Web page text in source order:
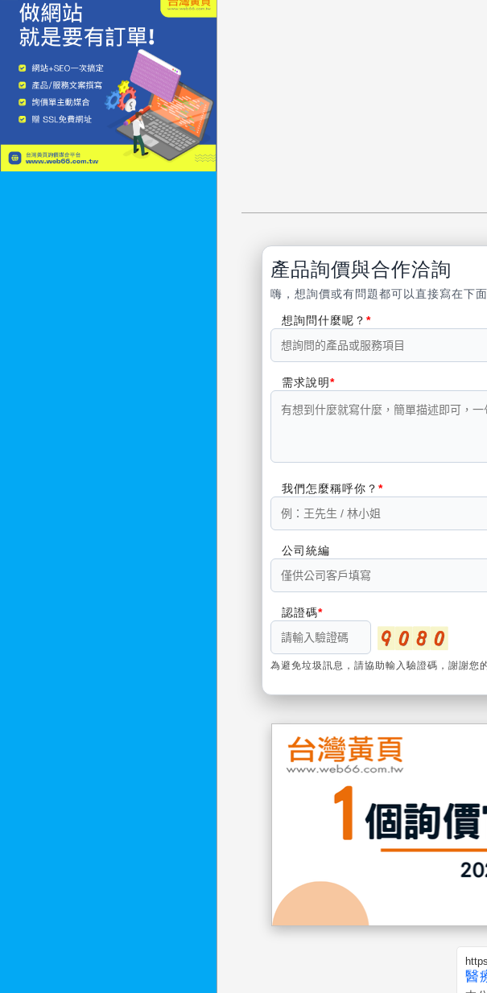
產品詢價與合作洽詢
嗨，想詢價或有問題都可以直接寫在下
想詢問什麼呢？
需求說明
我們怎麼稱呼你？
公司統編
認證碼
為避免垃圾訊息，請協助輸入驗證碼，謝謝您
醫